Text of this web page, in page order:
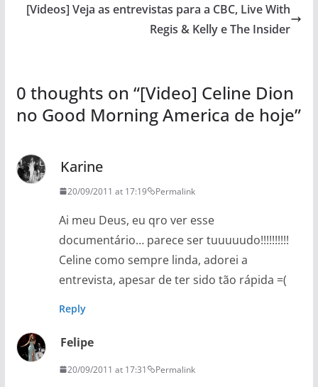
[Videos] Veja as entrevistas para a CBC, Live With
Regis & Kelly e The Insider
0 thoughts on “[Video] Celine Dion
no Good Morning America de hoje”
Karine
20/09/2011 at 17:19 Permalink
Ai meu Deus, eu qro ver esse
documentário… parece ser tuuuuudo!!!!!!!!!!
Celine como sempre linda, adorei a
entrevista, apesar de ter sido tão rápida =(
Reply
Felipe
20/09/2011 at 17:31 Permalink